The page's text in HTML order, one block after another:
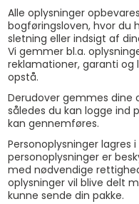
Alle oplysninger
bogføringsloven, hvor du
sletning eller indsigt af
Vi gemmer bl.a.
reklamationer, garanti
opstå.
Derudover gemmes dine
således du kan logge ind
kan gennemføres.
Personoplysninger lagres
personoplysninger er
med nødvendige
oplysninger vil blive delt
kunne sende din pakke.